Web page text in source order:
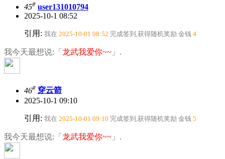
45# user131010794
2025-10-1 08:52
引用: 我在 2025-10-01 08:52 完成签到,获得随机奖励 金钱 4
我今天最想说:「 龙武我爱你~~ 」.
46# 穿云箭
2025-10-1 09:10
引用: 我在 2025-10-01 09:10 完成签到,获得随机奖励 金钱 5
我今天最想说:「 龙武我爱你~~ 」.